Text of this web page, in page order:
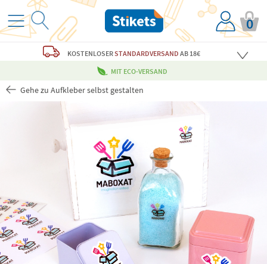
0
KOSTENLOSERSTANDARDVERSAND AB 18€
MIT ECO-VERSAND
Gehe zu Aufkleber selbst gestalten